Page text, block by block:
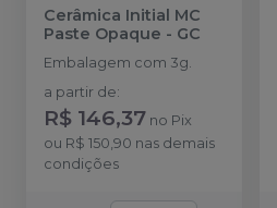
Cerâmica Initial MC
Paste Opaque - GC
Embalagem com 3g.
a partir de:
R$ 146,37 no Pix
ou R$ 150,90 nas demais
condições